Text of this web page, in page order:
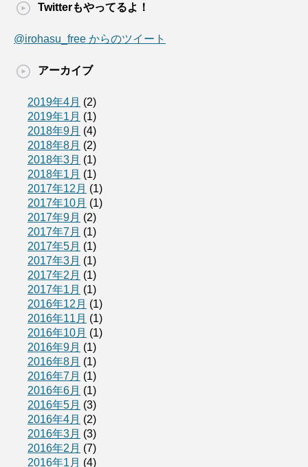
Twitterもやってるよ！
@irohasu_free からのツイート
アーカイブ
2019年4月 (2)
2019年1月 (1)
2018年9月 (4)
2018年8月 (2)
2018年3月 (1)
2018年1月 (1)
2017年12月 (1)
2017年10月 (1)
2017年9月 (2)
2017年7月 (1)
2017年5月 (1)
2017年3月 (1)
2017年2月 (1)
2017年1月 (1)
2016年12月 (1)
2016年11月 (1)
2016年10月 (1)
2016年9月 (1)
2016年8月 (1)
2016年7月 (1)
2016年6月 (1)
2016年5月 (3)
2016年4月 (2)
2016年3月 (3)
2016年2月 (7)
2016年1月 (4)